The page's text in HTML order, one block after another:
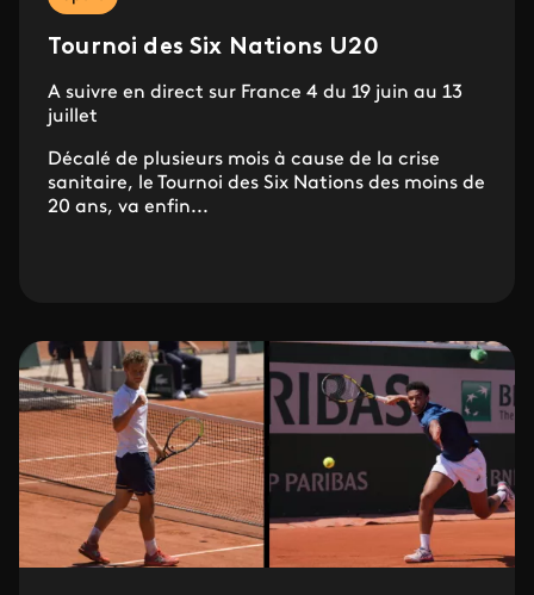
Tournoi des Six Nations U20
A suivre en direct sur France 4 du 19 juin au 13
juillet
Décalé de plusieurs mois à cause de la crise
sanitaire, le Tournoi des Six Nations des moins de
20 ans, va enfin...